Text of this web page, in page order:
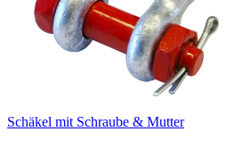
Schäkel mit Schraube & Mutter